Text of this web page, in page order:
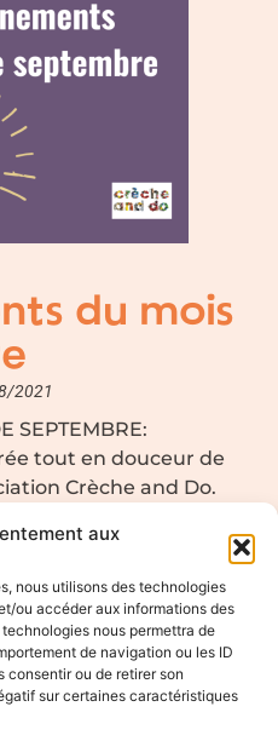
aux
nous utilisons des technologies
ou accéder aux informations des
nous permettra de
de navigation ou les ID
consentir ou de retirer son
sur certaines caractéristiques
du mois
2021
SEPTEMBRE:
tout en douceur de
Crèche and Do.
faites partie de
d’un tarif
n’hésitez pas à
(e-mail :
ou 07.69.32.89.83).